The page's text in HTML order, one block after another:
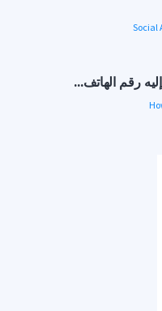
Social
رقم الهاتف...